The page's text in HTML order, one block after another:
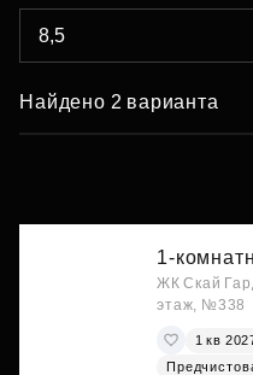
Найдено 2 варианта
1-
ЖК Скай
этаж, №338
1 кв